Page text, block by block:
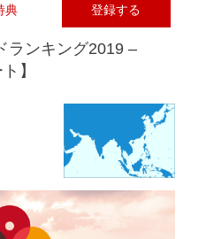
典
登録する
ンキング2019 –
】